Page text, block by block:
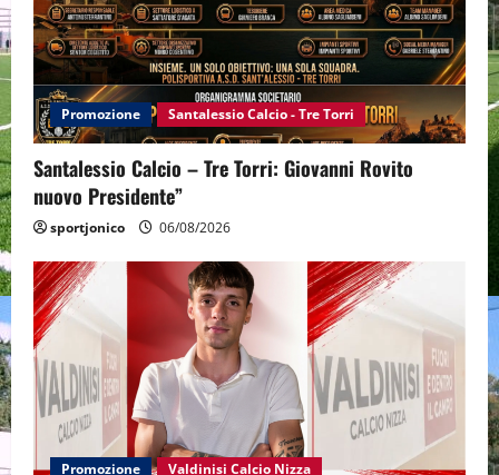
Promozione Santalessio Calcio - Tre Torri
Santalessio Calcio – Tre Torri: Giovanni Rovito
nuovo Presidente”
sportjonico 06/08/2026
Promozione Valdinisi Calcio Nizza